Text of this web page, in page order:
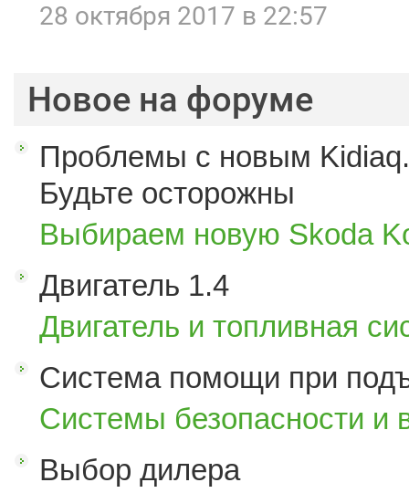
28 октября 2017 в 22:57
Новое на форуме
Проблемы с новым
Будьте осторожны
Выбираем новую Skoda
Двигатель 1.4
Двигатель и топливная
Система помощи при
Системы безопасности и
Выбор дилера